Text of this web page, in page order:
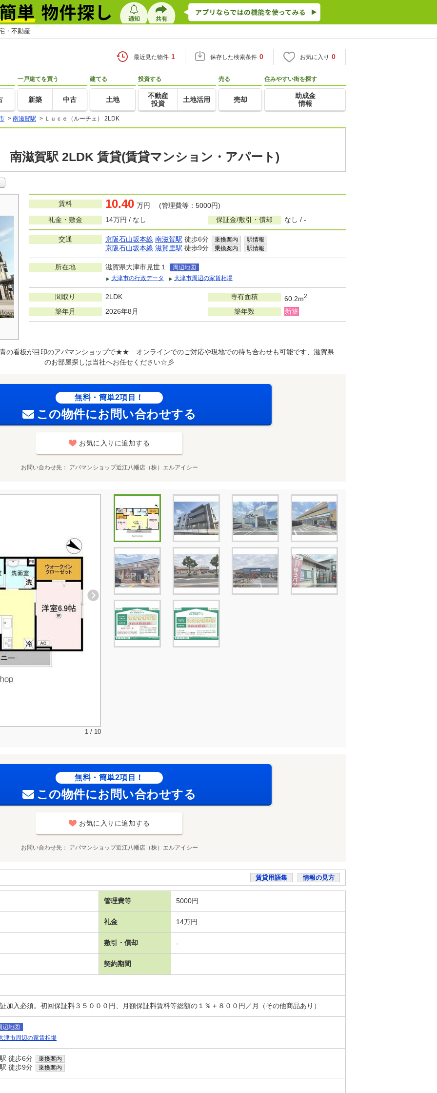
・不動産
最近見た物件 1 保存した検索条件 0 お気に入り 0
一戸建てを買う
新築 中古
建てる
土地
投資する
不動産
投資
土地活用
売る
売却
住みやすい街を探す
助成金
情報
> 南滋賀駅 > Ｌｕｃｅ（ルーチェ） 2LDK
南滋賀駅 2LDK 賃貸(賃貸マンション・アパート)
賃料 10.40 万円 (管理費等：5000円)
礼金・敷金
14万円 / なし 保証金/敷引・償却 なし / -
交通 京阪石山坂本線 南滋賀駅 徒歩6分 乗換案内 駅情報
京阪石山坂本線 滋賀里駅 徒歩9分 乗換案内 駅情報
所在地 滋賀県大津市見世１
周辺地図
大津市の行政データ
大津市周辺の家賃相場
間取り 2LDK 専有面積 60.2m2
築年月 2026年8月 築年数 新築
の看板が目印のアパマンショップで★★ オンラインでのご対応や現地での待ち合わせも可能です、滋賀県
のお部屋探しは当社へお任せください☆彡
無料・簡単2項目！
この物件にお問い合わせする
お気に入りに追加する
お問い合わせ先 アパマンショップ近江八幡店（株）エルアイシー
1 / 10
無料・簡単2項目！
この物件にお問い合わせする
お気に入りに追加する
お問い合わせ先 アパマンショップ近江八幡店（株）エルアイシー
賃貸用語集 情報の見方
管理費等 5000円
礼金 14万円
敷引・償却 -
契約期間
加入必須。初回保証料３５０００円、月額保証料賃料等総額の１％＋８００円／月（その他商品あり）
辺地図
津市周辺の家賃相場
徒歩6分 乗換案内
徒歩9分 乗換案内